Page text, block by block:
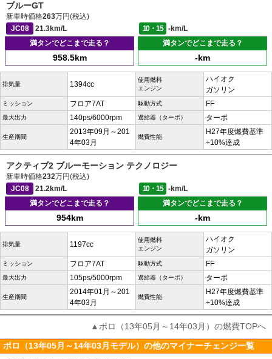
ブルーGT
新車時価格263万円(税込)
JC08
21.3km/L 10・15
-km/L
満タンでどこまで走る？
958.5km
満タンでどこまで走る？
-km
排気量 1394cc
使用燃料
エンジン
ハイオク
ガソリン
ミッション フロア7AT 駆動方式 FF
最大出力 140ps/6000rpm 過給器（ターボ） ターボ
生産期間
2013年09月～201
4年03月
燃費性能
H27年度燃費基準
+10%達成
アクティブ2 ブルーモーション テクノロジー
新車時価格232万円(税込)
JC08
21.2km/L 10・15
-km/L
満タンでどこまで走る？
954km
満タンでどこまで走る？
-km
排気量 1197cc
使用燃料
エンジン
ハイオク
ガソリン
ミッション フロア7AT 駆動方式 FF
最大出力 105ps/5000rpm 過給器（ターボ） ターボ
生産期間
2014年01月～201
4年03月
燃費性能
H27年度燃費基準
+10%達成
▲ポロ（13年05月～14年03月）の燃費TOPへ
ポロ（13年05月～14年03月モデル）の他のマイナーチェンジ一覧